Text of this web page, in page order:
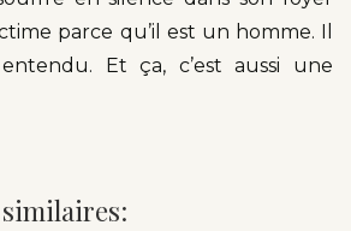
parce qu’il est un homme. Il
Et ça, c’est aussi une